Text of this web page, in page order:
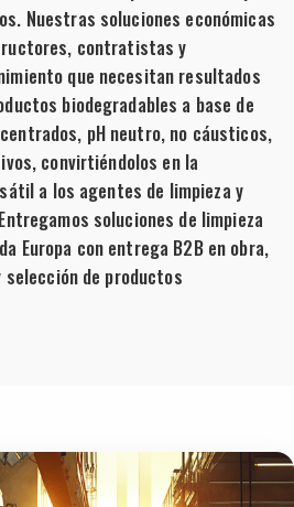
Nuestras soluciones económicas
contratistas y
que necesitan resultados
biodegradables a base de
pH neutro, no cáusticos,
convirtiéndolos en la
a los agentes de limpieza y
soluciones de limpieza
Europa con entrega B2B en obra,
de productos